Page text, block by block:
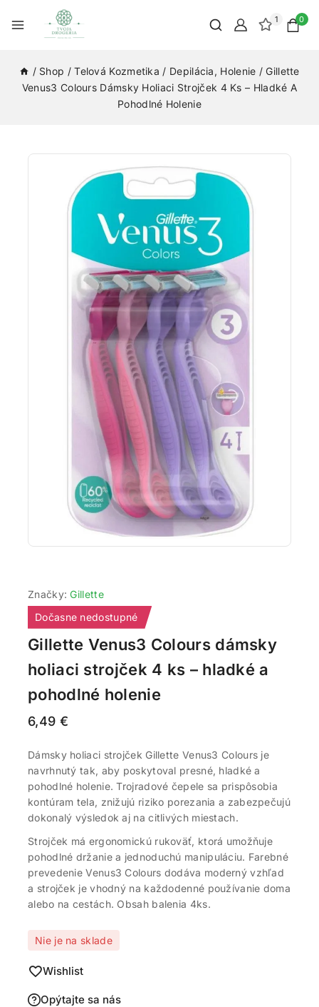
1 0
/ Shop / Telová Kozmetika / Depilácia, Holenie / Gillette
Venus3 Colours Dámsky Holiaci Strojček 4 Ks – Hladké A
Pohodlné Holenie
Značky:Gillette
Dočasne nedostupné
Gillette Venus3 Colours dámsky
holiaci strojček 4 ks – hladké a
pohodlné holenie
6,49 €
Dámsky holiaci strojček Gillette Venus3 Colours je
navrhnutý tak, aby poskytoval presné, hladké a
pohodlné holenie. Trojradové čepele sa prispôsobia
kontúram tela, znižujú riziko porezania a zabezpečujú
dokonalý výsledok aj na citlivých miestach.
Strojček má ergonomickú rukoväť, ktorá umožňuje
pohodlné držanie a jednoduchú manipuláciu. Farebné
prevedenie Venus3 Colours dodáva moderný vzhľad
a strojček je vhodný na každodenné používanie doma
alebo na cestách. Obsah balenia 4ks.
Nie je na sklade
Wishlist
Opýtajte sa nás